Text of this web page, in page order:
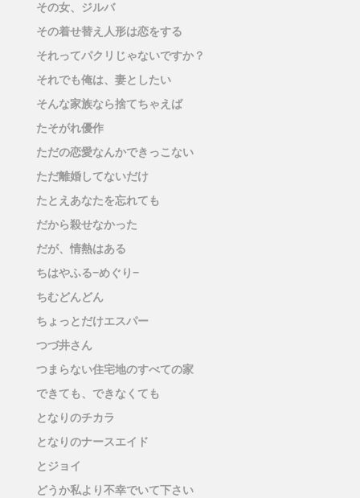
その女、ジルバ
その着せ替え人形は恋をする
それってパクリじゃないですか？
それでも俺は、妻としたい
そんな家族なら捨てちゃえば
たそがれ優作
ただの恋愛なんかできっこない
ただ離婚してないだけ
たとえあなたを忘れても
だから殺せなかった
だが、情熱はある
ちはやふる−めぐり−
ちむどんどん
ちょっとだけエスパー
つづ井さん
つまらない住宅地のすべての家
できても、できなくても
となりのチカラ
となりのナースエイド
とジョイ
どうか私より不幸でいて下さい